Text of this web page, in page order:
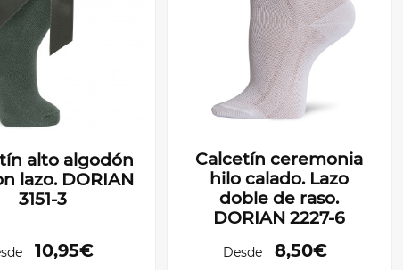
alto algodón
lazo. DORIAN
3151-3
10,95€
Calcetín ceremonia
hilo calado. Lazo
doble de raso.
DORIAN 2227-6
Desde 8,50€